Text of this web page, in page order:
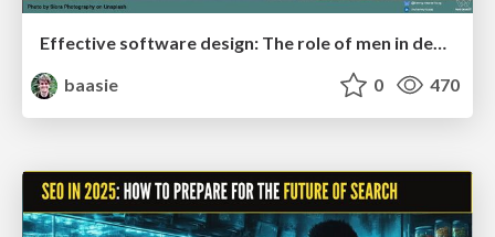
Effective software design: The role of men in debugging patriarchy in IT @ Voxxed Days AMS
baasie
0 470